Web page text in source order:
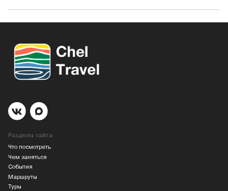
Разделы сайта
Что посмотреть
Чем заняться
События
Маршруты
Туры